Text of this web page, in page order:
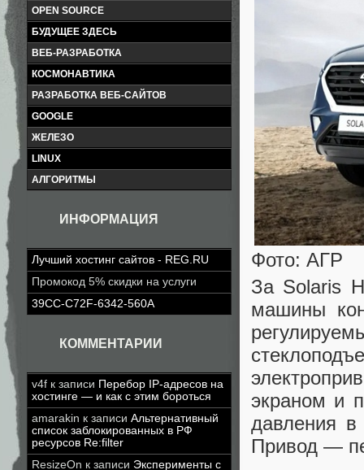
OPEN SOURCE
БУДУЩЕЕ ЗДЕСЬ
ВЕБ-РАЗРАБОТКА
КОСМОНАВТИКА
РАЗРАБОТКА ВЕБ-САЙТОВ
GOOGLE
ЖЕЛЕЗО
LINUX
АЛГОРИТМЫ
ИНФОРМАЦИЯ
Лучший хостинг сайтов - REG.RU
Промокод 5% скидки на услуги
39CC-C72F-6342-560A
КОММЕНТАРИИ
v4f к записи Перебор IP-адресов на
хостинге — и как с этим бороться
amarakin к записи Альтернативный
список заблокированных в РФ
ресурсов Re:filter
ResizeOn к записи Эксперименты с
Фото: АГР
За Solaris
машины
экраном и
давления
Привод —